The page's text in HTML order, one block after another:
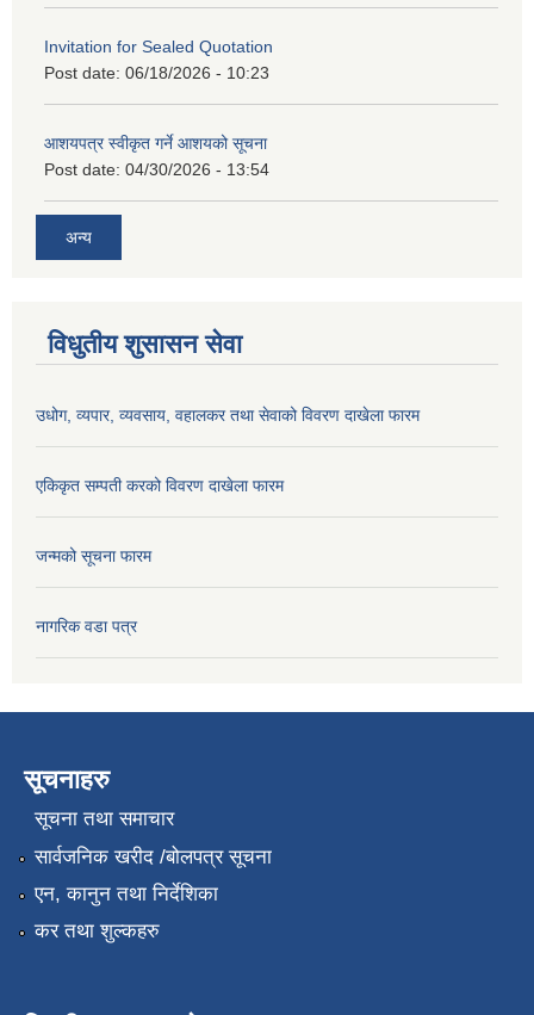
Invitation for Sealed Quotation
Post date: 06/18/2026 - 10:23
आशयपत्र स्वीकृत गर्ने आशयको सूचना
Post date: 04/30/2026 - 13:54
अन्य
विधुतीय शुसासन सेवा
उधोग, व्यपार, व्यवसाय, वहालकर तथा सेवाको विवरण दाखेला फारम
एकिकृत सम्पती करको विवरण दाखेला फारम
जन्मको सूचना फारम
नागरिक वडा पत्र
सूचनाहरु
सूचना तथा समाचार
सार्वजनिक खरीद /बोलपत्र सूचना
एन, कानुन तथा निर्देशिका
कर तथा शुल्कहरु